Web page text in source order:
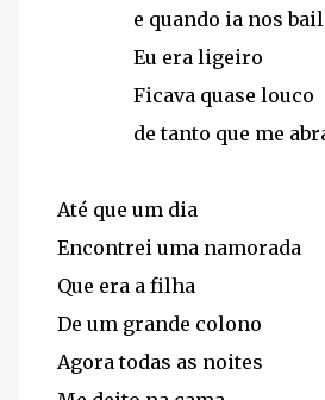
e quando ia nos
Eu era ligeiro
Ficava quase louco
de tanto que me
Até que um dia
Encontrei uma namorada
Que era a filha
De um grande colono
Agora todas as noites